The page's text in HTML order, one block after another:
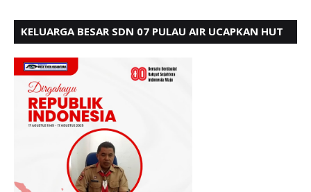
KELUARGA BESAR SDN 07 PULAU AIR UCAPKAN HUT